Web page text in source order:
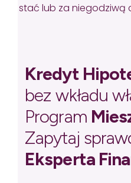
stać lub za niegodziwą
Kredyt
bez wkładu
Program
Zapytaj
Eksperta